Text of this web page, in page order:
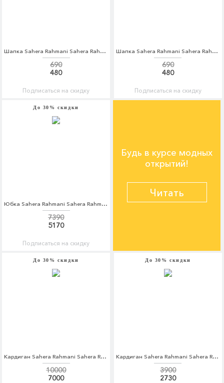
Шапка Sahera Rahmani Sahera Rahmani MP002XW1416K
690
480
Подписаться на скидку
Шапка Sahera Rahmani Sahera Rahmani MP002XW1416M
690
480
Подписаться на скидку
До 30% скидки
Юбка Sahera Rahmani Sahera Rahmani MP002XW1AVA1
7390
5170
Подписаться на скидку
Будь в курсе модных
открытий!
Читать
До 30% скидки
Кардиган Sahera Rahmani Sahera Rahmani MP002XW1AVA9
10000
7000
До 30% скидки
Кардиган Sahera Rahmani Sahera Rahmani MP002XW1AQXY
3900
2730